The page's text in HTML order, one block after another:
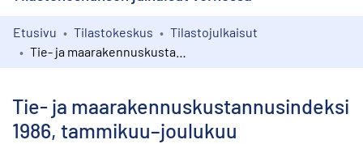
Kokoelmat
Etusivu Tilastokeskus
Tilastojulkaisut
Tie- ja maarakennuskustannusindeksi
1986, tammikuu–joulukuu